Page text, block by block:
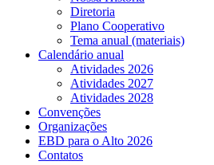
Diretoria
Plano Cooperativo
Tema anual (materiais)
Calendário anual
Atividades 2026
Atividades 2027
Atividades 2028
Convenções
Organizações
EBD para o Alto 2026
Contatos